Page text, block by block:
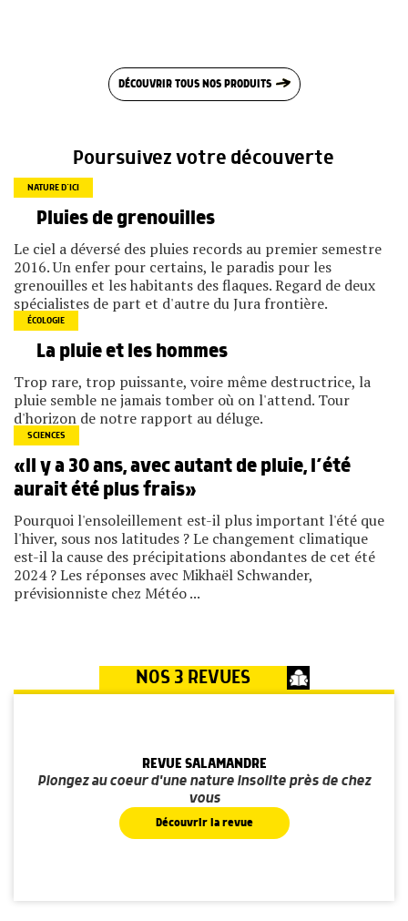
DÉCOUVRIR TOUS NOS PRODUITS
Poursuivez votre découverte
NATURE D’ICI
Pluies de grenouilles
Le ciel a déversé des pluies records au premier semestre
2016. Un enfer pour certains, le paradis pour les
grenouilles et les habitants des flaques. Regard de deux
spécialistes de part et d'autre du Jura frontière.
ÉCOLOGIE
La pluie et les hommes
Trop rare, trop puissante, voire même destructrice, la
pluie semble ne jamais tomber où on l'attend. Tour
d'horizon de notre rapport au déluge.
SCIENCES
«Il y a 30 ans, avec autant de pluie, l’été
aurait été plus frais»
Pourquoi l'ensoleillement est-il plus important l'été que
l'hiver, sous nos latitudes ? Le changement climatique
est-il la cause des précipitations abondantes de cet été
2024 ? Les réponses avec Mikhaël Schwander,
prévisionniste chez Météo ...
NOS 3 REVUES
REVUE SALAMANDRE
Plongez au coeur d'une nature insolite près de chez
vous
Découvrir la revue